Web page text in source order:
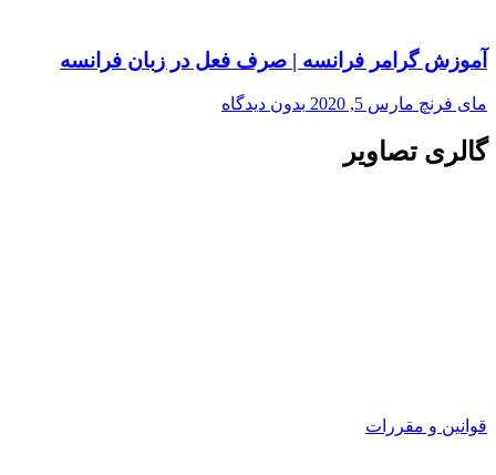
آموزش گرامر فرانسه | صرف فعل در زبان فرانسه
مای فرنچ مارس 5, 2020 بدون دیدگاه
گالری تصاویر
قوانین و مقررات